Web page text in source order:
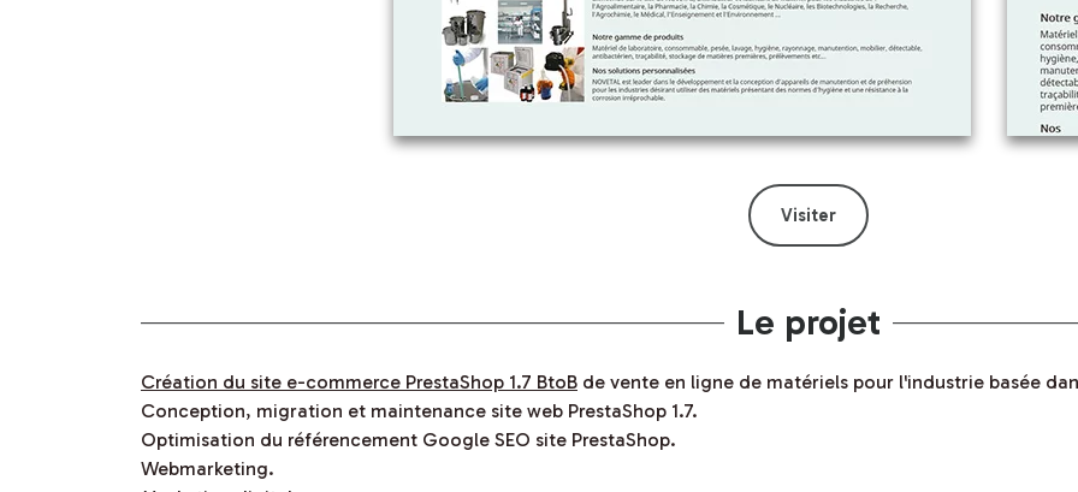
Visiter
Le projet
Création du site e-commerce PrestaShop 1.7 BtoB de vente en ligne de matériels pour l'industrie basée
Conception, migration et maintenance site web PrestaShop 1.7.
Optimisation du référencement Google SEO site PrestaShop.
Webmarketing.